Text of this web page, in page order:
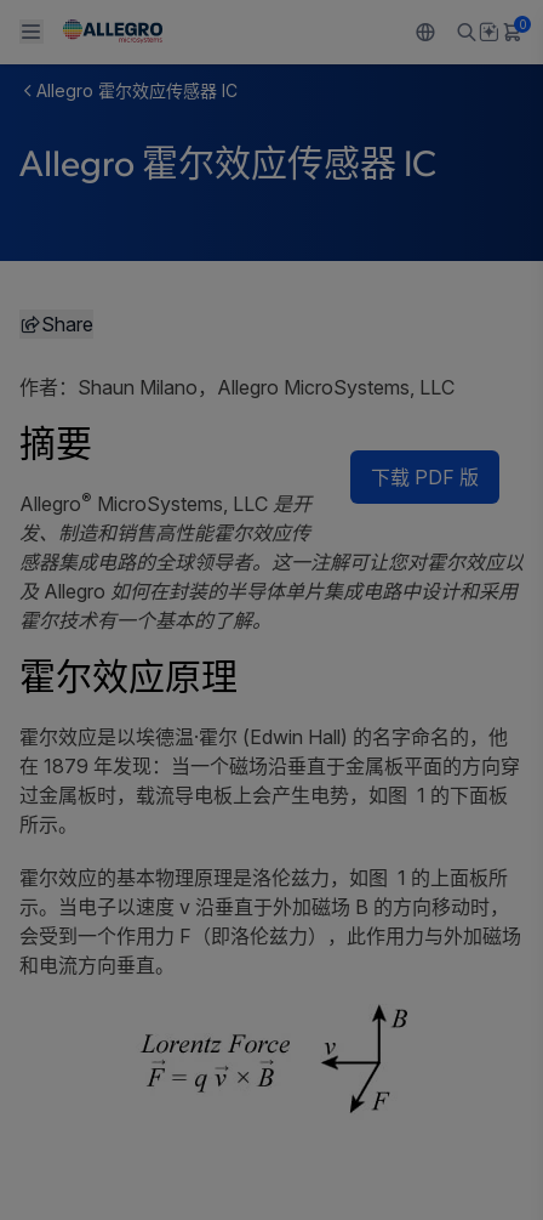
Back To Main Menu
产品
Back To Main Menu
应用
Technologies
Back To Main Menu
技术支持
Back To Main Menu
技术资源
Back To Main Menu
关于 ALLEGRO
Growth and Inclusion
0
Allegro 霍尔效应传感器 IC
Allegro 霍尔效应传感器 IC
Share
作者：Shaun Milano，Allegro MicroSystems, LLC
下载 PDF 版
摘要
Allegro® MicroSystems, LLC 是开
发、制造和销售高性能霍尔效应传
感器集成电路的全球领导者。这一注解可让您对霍尔效应以
及 Allegro 如何在封装的半导体单片集成电路中设计和采用
霍尔技术有一个基本的了解。
霍尔效应原理
霍尔效应是以埃德温·霍尔 (Edwin Hall) 的名字命名的，他
在 1879 年发现：当一个磁场沿垂直于金属板平面的方向穿
过金属板时，载流导电板上会产生电势，如图 1 的下面板
所示。
霍尔效应的基本物理原理是洛伦兹力，如图 1 的上面板所
示。当电子以速度 v 沿垂直于外加磁场 B 的方向移动时，
会受到一个作用力 F（即洛伦兹力），此作用力与外加磁场
和电流方向垂直。